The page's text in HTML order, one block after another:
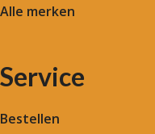
Alle merken
Service
Bestellen